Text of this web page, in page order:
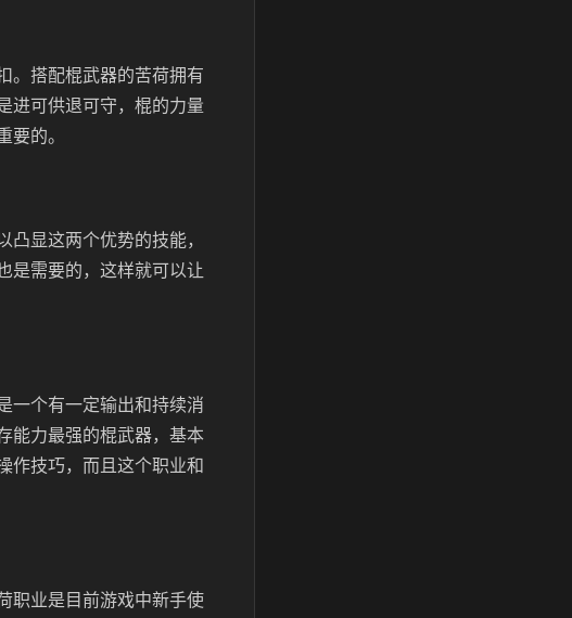
。搭配棍武器的苦荷拥有
进可供退可守，棍的力量
的。
显这两个优势的技能，
是需要的，这样就可以让
一个有一定输出和持续消
能力最强的棍武器，基本
作技巧，而且这个职业和
职业是目前游戏中新手使